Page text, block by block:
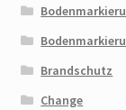
Brandschutz
Change